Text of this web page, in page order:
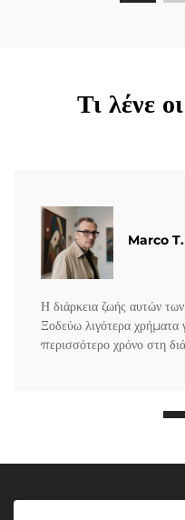
Τι λένε
Marco T.
Η διάρκεια ζωής αυτών των
Ξοδεύω λιγότερα χρήματα
περισσότερο χρόνο στη